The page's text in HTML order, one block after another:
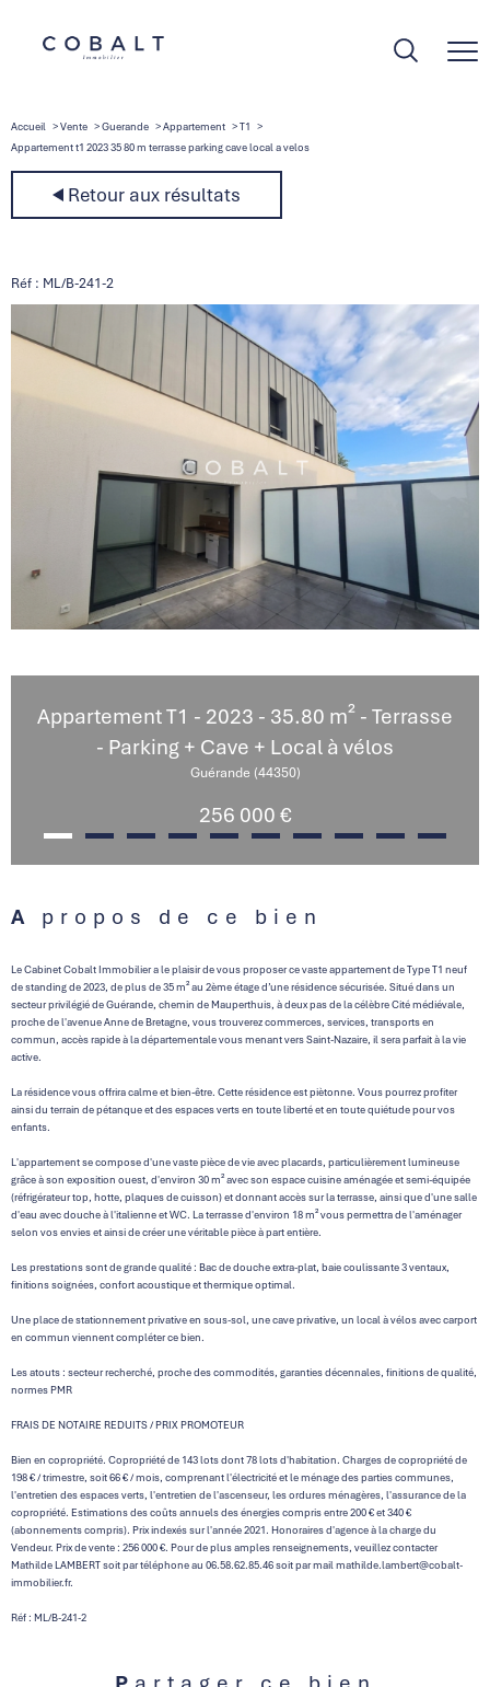
Accueil Vente Guerande Appartement
T1
Appartement t1 2023 35 80 m terrasse parking cave local a velos
Retour aux résultats
Réf : ML/B-241-2
Appartement T1 - 2023 - 35.80 m² - Terrasse
- Parking + Cave + Local à vélos
Guérande (44350)
256 000 €
A propos de ce bien
Le Cabinet Cobalt Immobilier a le plaisir de vous proposer ce vaste appartement de Type T1 neuf
de standing de 2023, de plus de 35 m² au 2ème étage d’une résidence sécurisée. Situé dans un
secteur privilégié de Guérande, chemin de Mauperthuis, à deux pas de la célèbre Cité médiévale,
proche de l'avenue Anne de Bretagne, vous trouverez commerces, services, transports en
commun, accès rapide à la départementale vous menant vers Saint-Nazaire, il sera parfait à la vie
active.
La résidence vous offrira calme et bien-être. Cette résidence est piètonne. Vous pourrez profiter
ainsi du terrain de pétanque et des espaces verts en toute liberté et en toute quiétude pour vos
enfants.
L'appartement se compose d'une vaste pièce de vie avec placards, particulièrement lumineuse
grâce à son exposition ouest, d'environ 30 m² avec son espace cuisine aménagée et semi-équipée
(réfrigérateur top, hotte, plaques de cuisson) et donnant accès sur la terrasse, ainsi que d'une salle
d'eau avec douche à l'italienne et WC. La terrasse d'environ 18 m² vous permettra de l'aménager
selon vos envies et ainsi de créer une véritable pièce à part entière.
Les prestations sont de grande qualité : Bac de douche extra-plat, baie coulissante 3 ventaux,
finitions soignées, confort acoustique et thermique optimal.
Une place de stationnement privative en sous-sol, une cave privative, un local à vélos avec carport
en commun viennent compléter ce bien.
Les atouts : secteur recherché, proche des commodités, garanties décennales, finitions de qualité,
normes PMR
FRAIS DE NOTAIRE REDUITS / PRIX PROMOTEUR
Bien en copropriété. Copropriété de 143 lots dont 78 lots d'habitation. Charges de copropriété de
198 € / trimestre, soit 66 € / mois, comprenant l'électricité et le ménage des parties communes,
l'entretien des espaces verts, l'entretien de l'ascenseur, les ordures ménagères, l'assurance de la
copropriété. Estimations des coûts annuels des énergies compris entre 200 € et 340 €
(abonnements compris). Prix indexés sur l'année 2021. Honoraires d'agence à la charge du
Vendeur. Prix de vente : 256 000 €. Pour de plus amples renseignements, veuillez contacter
Mathilde LAMBERT soit par téléphone au 06.58.62.85.46 soit par mail mathilde.lambert@cobalt-
immobilier.fr.
Réf : ML/B-241-2